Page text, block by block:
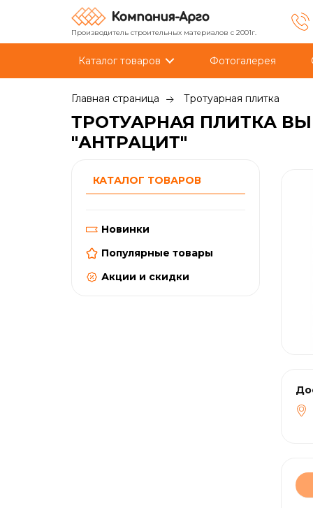
Производитель строительных материалов с 2001г.
Каталог товаров Фотогалерея
Главная страница Тротуарная плитка
ТРОТУАРНАЯ ПЛИТКА
"АНТРАЦИТ"
КАТАЛОГ ТОВАРОВ
Новинки
Популярные товары
Акции и скидки